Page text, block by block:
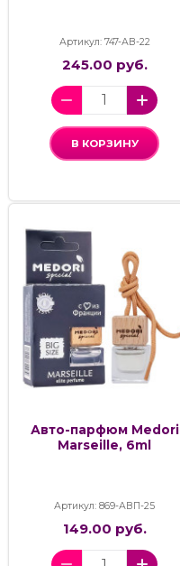
Артикул: 747-АВ-22
245.00 руб.
В КОРЗИНУ
Авто-парфюм Medori
Marseille, 6ml
Артикул: 869-АВП-25
149.00 руб.